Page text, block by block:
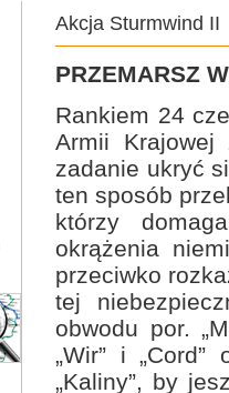
Akcja Sturmwind II
PRZEMARSZ
Rankiem 24
Armii Krajowej
zadanie ukryć
ten sposób
którzy
okrążenia
przeciwko
tej
obwodu por.
„Wir” i
„Kaliny”, by